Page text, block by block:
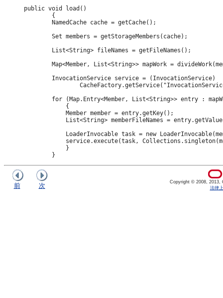
public void load()
        {
        NamedCache cache = getCache();
        Set members = getStorageMembers(cache);
        List<String> fileNames = getFileNames();
Map<Member, List<String>> mapWork =
        InvocationService service = (InvocationService)
for (Map.Entry<Member, List<String>> entry :
            {
            Member member = entry.getKey();
List<String> memberFileNames =
LoaderInvocable task = new
service.execute(task,
            }
前 次
Copyright © 2008, 2013,
法律